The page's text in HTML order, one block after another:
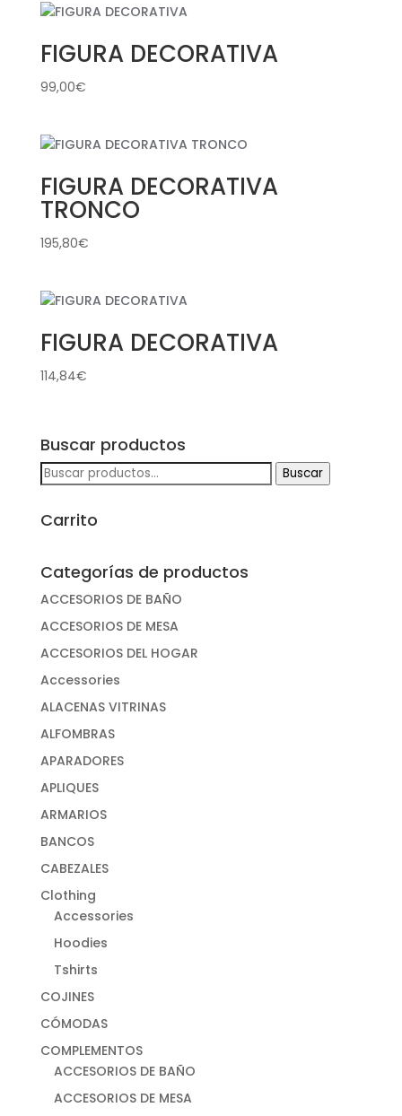
FIGURA DECORATIVA
99,00€
FIGURA DECORATIVA
TRONCO
195,80€
FIGURA DECORATIVA
114,84€
Buscar productos
Buscar
por:
Buscar
Carrito
Categorías de productos
ACCESORIOS DE BAÑO
ACCESORIOS DE MESA
ACCESORIOS DEL HOGAR
Accessories
ALACENAS VITRINAS
ALFOMBRAS
APARADORES
APLIQUES
ARMARIOS
BANCOS
CABEZALES
Clothing
Accessories
Hoodies
Tshirts
COJINES
CÓMODAS
COMPLEMENTOS
ACCESORIOS DE BAÑO
ACCESORIOS DE MESA